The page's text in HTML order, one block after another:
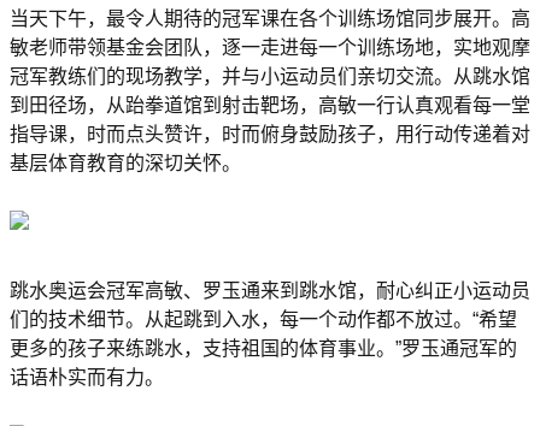
当天下午，最令人期待的冠军课在各个训练场馆同步展开。高
敏老师带领基金会团队，逐一走进每一个训练场地，实地观摩
冠军教练们的现场教学，并与小运动员们亲切交流。从跳水馆
到田径场，从跆拳道馆到射击靶场，高敏一行认真观看每一堂
指导课，时而点头赞许，时而俯身鼓励孩子，用行动传递着对
基层体育教育的深切关怀。
跳水奥运会冠军高敏、罗玉通来到跳水馆，耐心纠正小运动员
们的技术细节。从起跳到入水，每一个动作都不放过。“希望
更多的孩子来练跳水，支持祖国的体育事业。”罗玉通冠军的
话语朴实而有力。